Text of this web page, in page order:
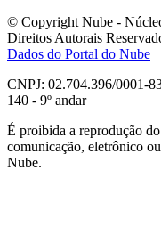
© Copyright Nube -
Direitos Autorais
Dados do Portal do Nube
CNPJ: 02.704.396/0001-
140 - 9º andar
É proibida a reprodução
comunicação, eletrônico
Nube.